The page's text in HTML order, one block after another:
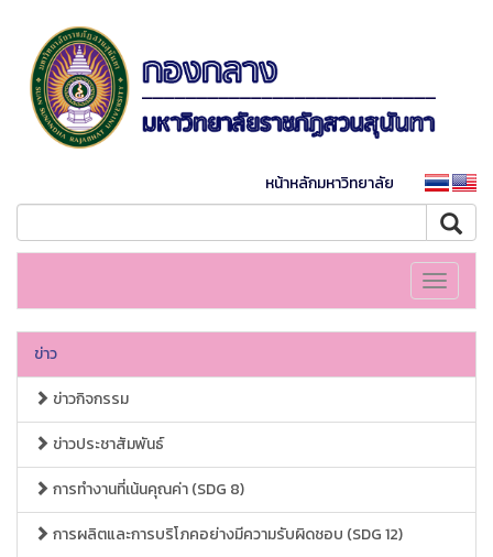
หน้าหลักมหาวิทยาลัย
Toggle
ข่าว
ข่าวกิจกรรม
ข่าวประชาสัมพันธ์
การทำงานที่เน้นคุณค่า (SDG 8)
การผลิตและการบริโภคอย่างมีความรับผิดชอบ (SDG 12)